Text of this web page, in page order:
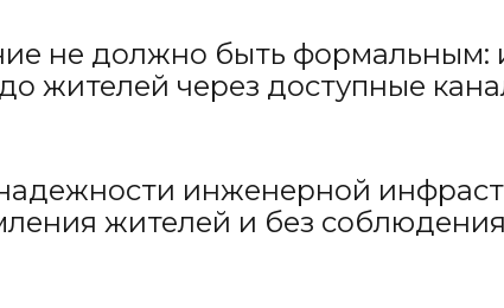
не должно быть
жителей через доступные
инженерной
жителей и без